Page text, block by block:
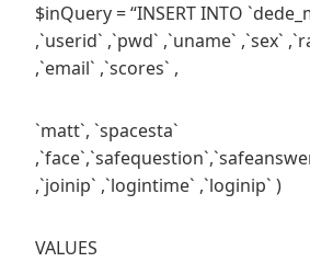
$inQuery = “INSERT INTO
,`userid` ,`pwd` ,`uname` ,`sex`
,`email` ,`scores` ,
`matt`, `spacesta`
,`joinip` ,`logintime` ,`loginip` )
VALUES